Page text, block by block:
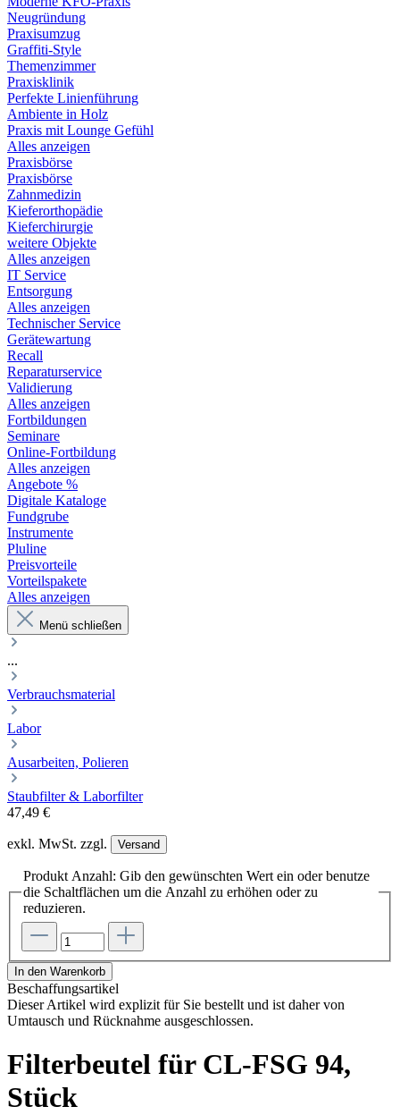
Neugründung
Praxisumzug
Graffiti-Style
Themenzimmer
Praxisklinik
Perfekte Linienführung
Ambiente in Holz
Praxis mit Lounge Gefühl
Alles anzeigen
Praxisbörse
Praxisbörse
Zahnmedizin
Kieferorthopädie
Kieferchirurgie
weitere Objekte
Alles anzeigen
IT Service
Entsorgung
Alles anzeigen
Technischer Service
Gerätewartung
Recall
Reparaturservice
Validierung
Alles anzeigen
Fortbildungen
Seminare
Online-Fortbildung
Alles anzeigen
Angebote %
Digitale Kataloge
Fundgrube
Instrumente
Pluline
Preisvorteile
Vorteilspakete
Alles anzeigen
Menü schließen
...
Verbrauchsmaterial
Labor
Ausarbeiten, Polieren
Staubfilter & Laborfilter
47,49 €
exkl. MwSt. zzgl. Versand
Produkt Anzahl: Gib den gewünschten Wert ein oder benutze
die Schaltflächen um die Anzahl zu erhöhen oder zu
reduzieren.
In den Warenkorb
Beschaffungsartikel
Dieser Artikel wird explizit für Sie bestellt und ist daher von
Umtausch und Rücknahme ausgeschlossen.
Filterbeutel für CL-FSG 94,
Stück